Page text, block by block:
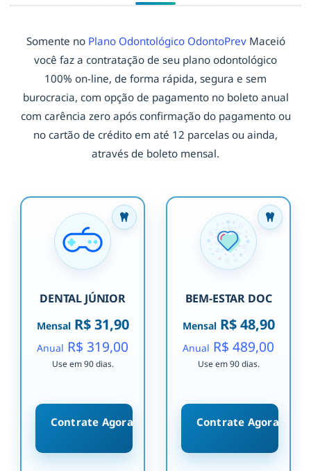
Somente no Plano Odontológico OdontoPrevMaceió
você faz a contratação de seu plano odontológico
100% on-line, de forma rápida, segura e sem
burocracia, com opção de pagamento no boleto anual
com carência zero após confirmação do pagamento ou
no cartão de crédito em até 12 parcelas ou ainda,
através de boleto mensal.
DENTAL JÚNIOR
MensalR$ 31,90
Anual R$ 319,00
Use em 90 dias.
Contrate Agora
BEM-ESTAR DOC
MensalR$ 48,90
Anual R$ 489,00
Use em 90 dias.
Contrate Agora